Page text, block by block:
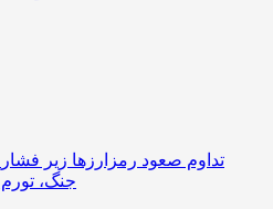
تداوم صعود رمزارزها زیر فشار
جنگ،